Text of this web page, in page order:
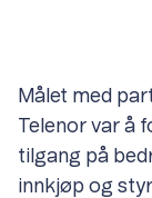
Målet med
Telenor var å
tilgang på
innkjøp og